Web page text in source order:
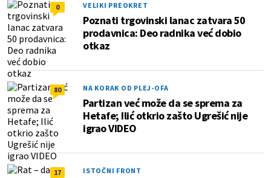
0 VELIKI PREOKRET
Poznati trgovinski lanac zatvara 50
prodavnica: Deo radnika već dobio
otkaz
80 NA KORAK OD PLEJ-OFA
Partizan već može da se sprema za
Hetafe; Ilić otkrio zašto Ugrešić nije
igrao VIDEO
17 ISTOČNI FRONT